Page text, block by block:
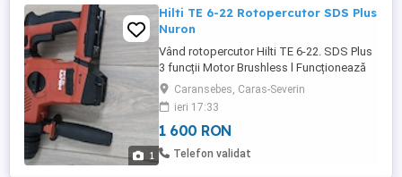
1
Hilti TE 6-22 Rotopercutor SDS Plus
Nuron
Vând rotopercutor Hilti TE 6-22. SDS Plus
3 funcții Motor Brushless l Funcționează
perfect Ideal pentru: beton cărămidă
zidărie renovări Se vinde fără baterie. Nu a
fost folosita deloc ! Toate sculele sunt
originale Hilti, în stare foarte bună și
perfect funcționale. Se pot testa înainte
Caransebes, Caras-Severin
ieri 17:33
1 600 RON
Telefon validat